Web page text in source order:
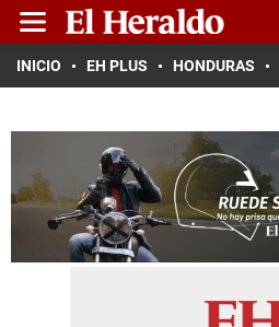
INICIO EH PLUS HONDURAS